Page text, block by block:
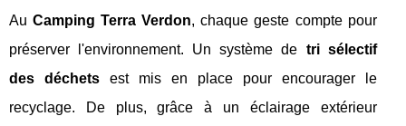
AuCamping Terra Verdon, chaque geste compte pour
préserver l'environnement. Un système de tri sélectif
des déchetsest mis en place pour encourager le
recyclage. De plus, grâce à un éclairage extérieur